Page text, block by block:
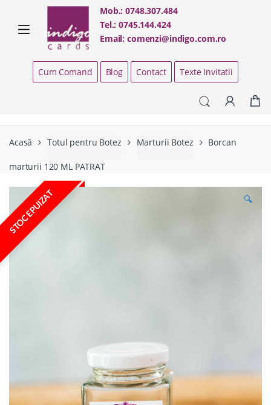
navigation
content
Mob.:0748.307.484
Tel.:0745.144.424
Email:comenzi@indigo.com.ro
Cum Comand Blog Contact Texte Invitatii
Acasă Totul pentru Botez Marturii Botez Borcan
marturii 120 ML PATRAT
STOC EPUIZAT 🔍